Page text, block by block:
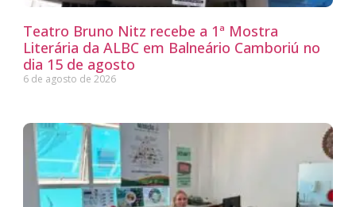
Teatro Bruno Nitz recebe a 1ª Mostra
Literária da ALBC em Balneário Camboriú no
dia 15 de agosto
6 de agosto de 2026